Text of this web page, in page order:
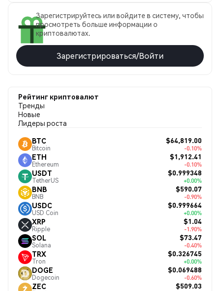
Зарегистрируйтесь или войдите в систему, чтобы
просмотреть больше информации о
криптовалютах.
Зарегистрироваться/Войти
Рейтинг криптовалют
Тренды
Новые
Лидеры роста
BTC
Bitcoin
$64,819.00
-0.10%
ETH
Ethereum
$1,912.41
-0.10%
USDT
TetherUS
$0.999348
+0.00%
BNB
BNB
$590.07
-0.90%
USDC
USD Coin
$0.999664
+0.00%
XRP
Ripple
$1.04
-1.90%
SOL
Solana
$73.47
-0.40%
TRX
Tron
$0.326745
+0.00%
DOGE
Dogecoin
$0.069488
-0.60%
ZEC $509.03